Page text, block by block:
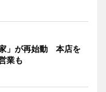
」が再始動 本店を
業も